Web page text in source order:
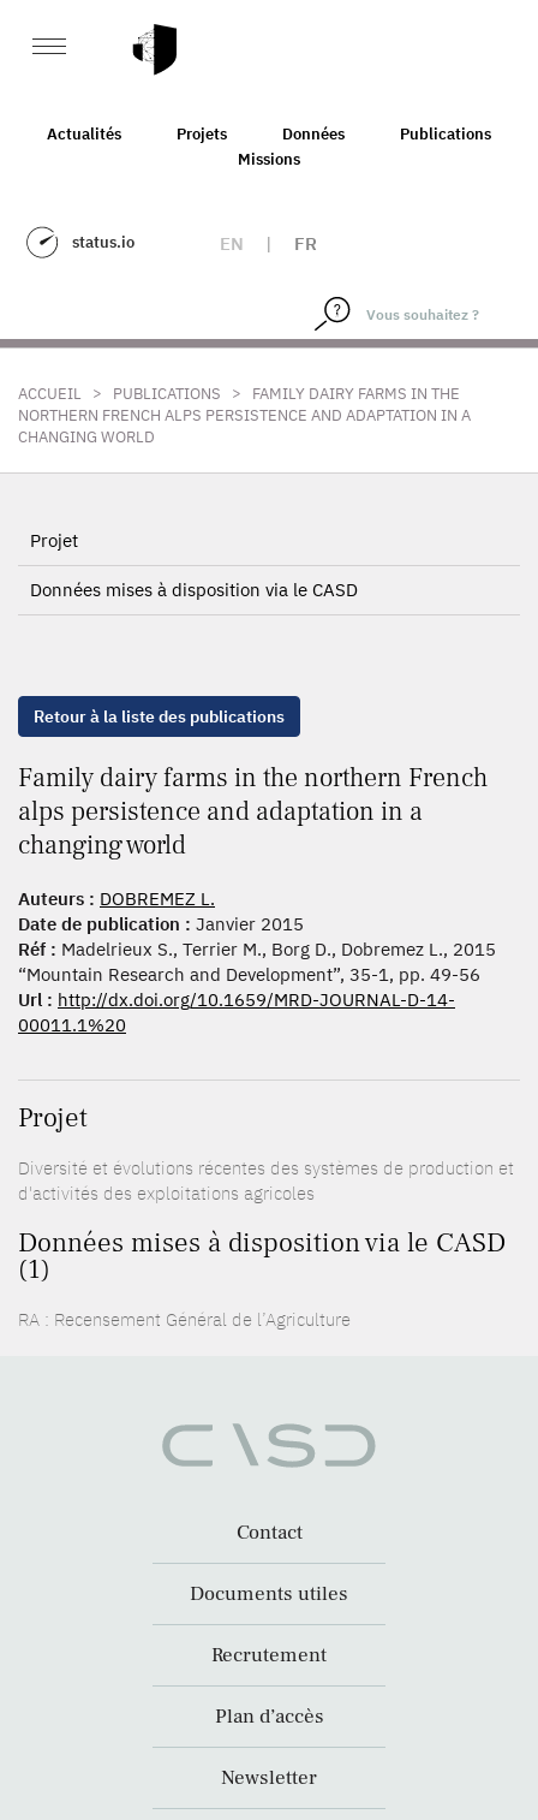
Actualités Projets Données
Publications
Missions
status.io EN | FR
ACCUEIL > PUBLICATIONS >
FAMILY DAIRY FARMS IN THE
NORTHERN FRENCH ALPS PERSISTENCE AND ADAPTATION IN A
CHANGING WORLD
Projet
Données mises à disposition via le CASD
Retour à la liste des publications
Family dairy farms in the northern French
alps persistence and adaptation in a
changing world
Auteurs : DOBREMEZ L.
Date de publication : Janvier 2015
Réf : Madelrieux S., Terrier M., Borg D., Dobremez L., 2015
“Mountain Research and Development”, 35-1, pp. 49-56
Url : http://dx.doi.org/10.1659/MRD-JOURNAL-D-14-
00011.1%20
Projet
Diversité et évolutions récentes des systèmes de production et
d'activités des exploitations agricoles
Données mises à disposition via le CASD
(1)
RA : Recensement Général de l’Agriculture
Contact
Documents utiles
Recrutement
Plan d’accès
Newsletter